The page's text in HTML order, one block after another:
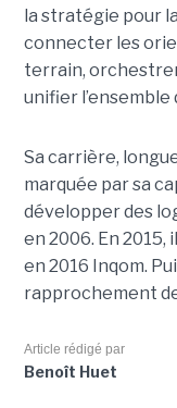
la stratégie pour
connecter les
terrain,
unifier l’ensemble
Sa carrière,
marquée par sa
développer des
en 2006. En 2015,
en 2016 Inqom.
rapprochement
Article rédigé par
Benoît Huet